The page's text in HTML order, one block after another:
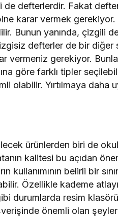
de defterlerdir. Fakat
karar vermek gerekiyor.
Bunun yanında, çizgili
defterler de bir
vermeniz gerekiyor.
göre farklı tipler
olabilir. Yırtılmaya daha
ürünlerden biri de
kalitesi bu açıdan
kullanımının belirli bir
Özellikle kademe
durumlarda resim
önemli olan